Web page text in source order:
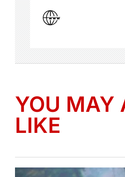
YOU MAY
LIKE